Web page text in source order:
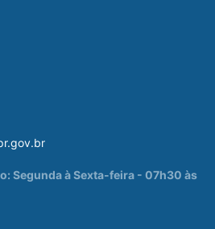
Segunda à Sexta-feira - 07h30 às